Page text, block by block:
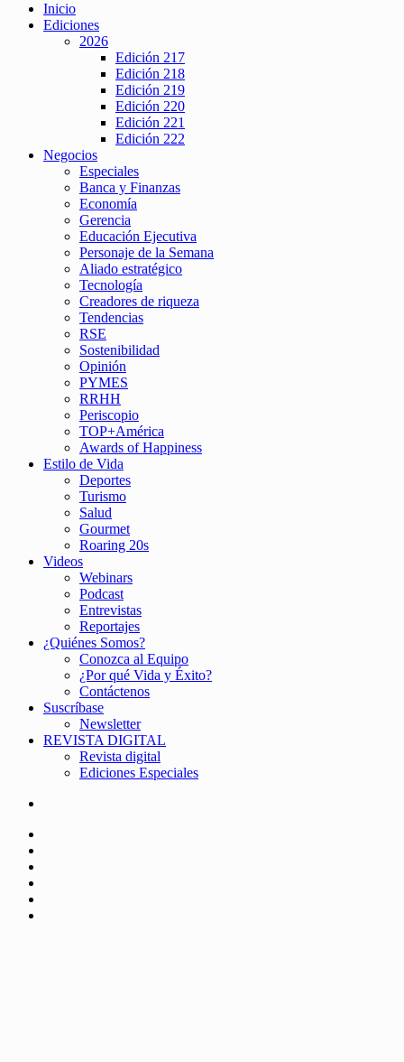
Inicio
Ediciones
2026
Edición 217
Edición 218
Edición 219
Edición 220
Edición 221
Edición 222
Negocios
Especiales
Banca y Finanzas
Economía
Gerencia
Educación Ejecutiva
Personaje de la Semana
Aliado estratégico
Tecnología
Creadores de riqueza
Tendencias
RSE
Sostenibilidad
Opinión
PYMES
RRHH
Periscopio
TOP+América
Awards of Happiness
Estilo de Vida
Deportes
Turismo
Salud
Gourmet
Roaring 20s
Videos
Webinars
Podcast
Entrevistas
Reportajes
¿Quiénes Somos?
Conozca al Equipo
¿Por qué Vida y Éxito?
Contáctenos
Suscríbase
Newsletter
REVISTA DIGITAL
Revista digital
Ediciones Especiales